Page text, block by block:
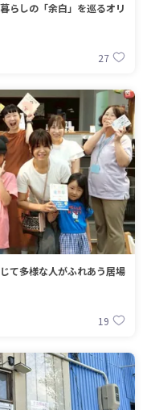
らしの「余白」を巡るオリ
27
て多様な人がふれあう居場
19